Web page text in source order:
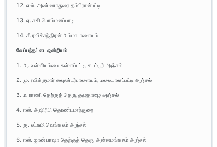
12. எஸ். அண்ணாதுரை தம்பிரான்பட்டி
13. ஏ. சசி பொம்மனப்பாடி
14. சீ. ரவிச்சந்திரன் அம்மாபாளையம்
வேப்பந்தட்டை ஒன்றியம்
1. அ. வள்ளியம்மை கள்ளப்பட்டி, கடம்பூர் அஞ்சல்
2. மு. ரவிக்குமார் கவுண்டர்பாளையம், மலையாளப்பட்டி அஞ்சல்
3. ம. ராணி தெற்குத் தெரு, தழுதாழை அஞ்சல்
4. எஸ். அஷிரிபி தொண்டமாந்துறை
5. கு. லட்சுமி வெங்கலம் அஞ்சல்
6. எஸ். ஜான் பாஷா தெற்குத் தெரு, அன்னமங்கலம் அஞ்சல்